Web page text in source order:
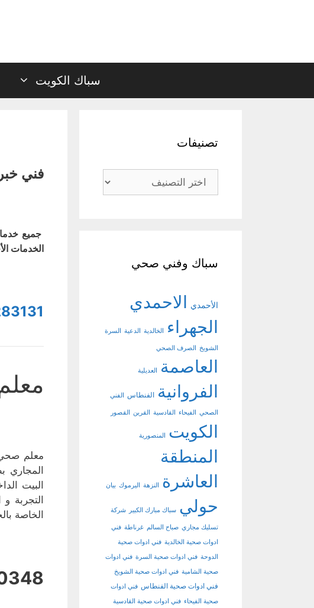
سباك الكويت
فني
جميع
الخدمات
معلم
البيت
التجربة
الخاصة
تصنيفات
تصنيفات
سباك وفني صحي
الأحمدي الاحمدي
الجهراء
الخالدية الدعية السرة
الشويخ الصرف الصحي
العاصمة العديلية
الفروانية الفنطاس الفني
الصحي الفيحاء القادسية القرين القصور
الكويت المنصورية
المنطقة
العاشرة
النزهة اليرموك بيان
حولي سباك مبارك الكبير شركة
تسليك مجاري صباح السالم غرناطة فني
ادوات صحية الخالدية فني ادوات صحية
الدوحة فني ادوات صحية السرة فني ادوات
صحية الشامية فني ادوات صحية الشويخ
فني ادوات صحية الفنطاس فني ادوات
صحية الفيحاء فني ادوات صحية القادسية